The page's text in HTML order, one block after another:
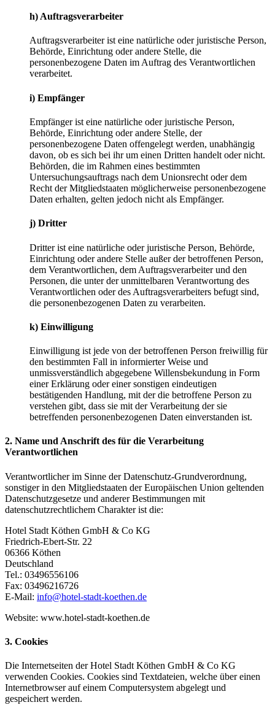
h) Auftragsverarbeiter
Auftragsverarbeiter ist eine natürliche oder juristische Person,
Behörde, Einrichtung oder andere Stelle, die
personenbezogene Daten im Auftrag des Verantwortlichen
verarbeitet.
i) Empfänger
Empfänger ist eine natürliche oder juristische Person,
Behörde, Einrichtung oder andere Stelle, der
personenbezogene Daten offengelegt werden, unabhängig
davon, ob es sich bei ihr um einen Dritten handelt oder nicht.
Behörden, die im Rahmen eines bestimmten
Untersuchungsauftrags nach dem Unionsrecht oder dem
Recht der Mitgliedstaaten möglicherweise personenbezogene
Daten erhalten, gelten jedoch nicht als Empfänger.
j) Dritter
Dritter ist eine natürliche oder juristische Person, Behörde,
Einrichtung oder andere Stelle außer der betroffenen Person,
dem Verantwortlichen, dem Auftragsverarbeiter und den
Personen, die unter der unmittelbaren Verantwortung des
Verantwortlichen oder des Auftragsverarbeiters befugt sind,
die personenbezogenen Daten zu verarbeiten.
k) Einwilligung
Einwilligung ist jede von der betroffenen Person freiwillig für
den bestimmten Fall in informierter Weise und
unmissverständlich abgegebene Willensbekundung in Form
einer Erklärung oder einer sonstigen eindeutigen
bestätigenden Handlung, mit der die betroffene Person zu
verstehen gibt, dass sie mit der Verarbeitung der sie
betreffenden personenbezogenen Daten einverstanden ist.
2. Name und Anschrift des für die Verarbeitung
Verantwortlichen
Verantwortlicher im Sinne der Datenschutz-Grundverordnung,
sonstiger in den Mitgliedstaaten der Europäischen Union geltenden
Datenschutzgesetze und anderer Bestimmungen mit
datenschutzrechtlichem Charakter ist die:
Hotel Stadt Köthen GmbH & Co KG
Friedrich-Ebert-Str. 22
06366 Köthen
Deutschland
Tel.: 03496556106
Fax: 03496216726
E-Mail: info@hotel-stadt-koethen.de
Website: www.hotel-stadt-koethen.de
3. Cookies
Die Internetseiten der Hotel Stadt Köthen GmbH & Co KG
verwenden Cookies. Cookies sind Textdateien, welche über einen
Internetbrowser auf einem Computersystem abgelegt und
gespeichert werden.